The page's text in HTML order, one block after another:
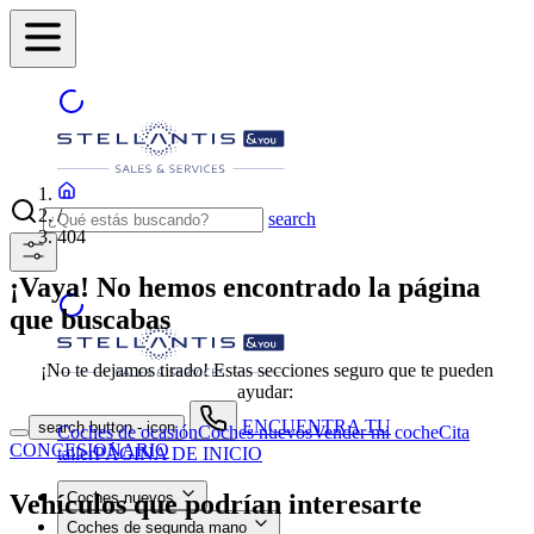
search
search button - icon
ENCUENTRA TU
CONCESIONARIO
Coches nuevos
Coches de segunda mano
/
404
¡Vaya! No hemos encontrado la página
que buscabas
¡No te dejamos tirado! Estas secciones seguro que te pueden
ayudar:
Coches de ocasiónCoches nuevosVender mi cocheCita
tallerPÁGINA DE INICIO
Vehículos que podrían interesarte